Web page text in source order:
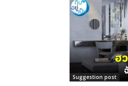
Suggestion post